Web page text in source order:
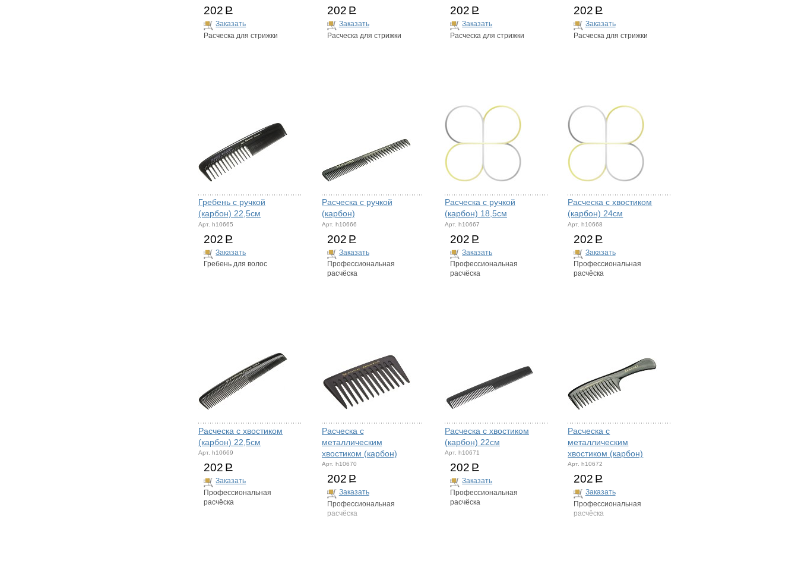
202 Р
Заказать
Расческа для стрижки
202 Р
Заказать
Расческа для стрижки
202 Р
Заказать
Расческа для стрижки
202 Р
Заказать
Расческа для стрижки
Гребень с ручкой
(карбон) 22,5см
Арт. h10665
202 Р
Заказать
Гребень для волос
Расческа с ручкой
(карбон)
Арт. h10666
202 Р
Заказать
Профессиональная
расчёска
Расческа с ручкой
(карбон) 18,5см
Арт. h10667
202 Р
Заказать
Профессиональная
расчёска
Расческа с хвостиком
(карбон) 24см
Арт. h10668
202 Р
Заказать
Профессиональная
расчёска
Расческа с хвостиком
(карбон) 22,5см
Арт. h10669
202 Р
Заказать
Профессиональная
расчёска
Расческа с
металлическим
хвостиком (карбон)
Арт. h10670
202 Р
Заказать
Профессиональная
расчёска
Расческа с хвостиком
(карбон) 22см
Арт. h10671
202 Р
Заказать
Профессиональная
расчёска
Расческа с
металлическим
хвостиком (карбон)
Арт. h10672
202 Р
Заказать
Профессиональная
расчёска